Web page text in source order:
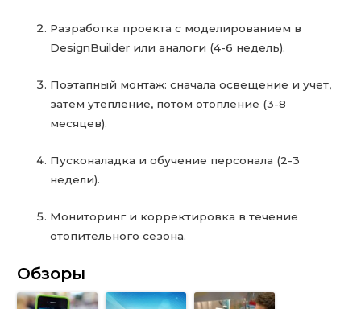
Разработка проекта с моделированием в
DesignBuilder или аналоги (4-6 недель).
Поэтапный монтаж: сначала освещение и учет,
затем утепление, потом отопление (3-8
месяцев).
Пусконаладка и обучение персонала (2-3
недели).
Мониторинг и корректировка в течение
отопительного сезона.
Обзоры